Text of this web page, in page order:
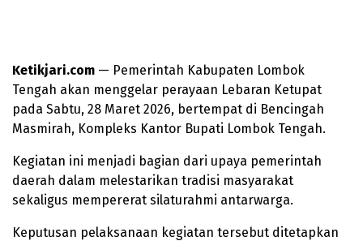
Ketikjari.com — Pemerintah Kabupaten Lombok
Tengah akan menggelar perayaan Lebaran Ketupat
pada Sabtu, 28 Maret 2026, bertempat di Bencingah
Masmirah, Kompleks Kantor Bupati Lombok Tengah.
Kegiatan ini menjadi bagian dari upaya pemerintah
daerah dalam melestarikan tradisi masyarakat
sekaligus mempererat silaturahmi antarwarga.
Keputusan pelaksanaan kegiatan tersebut ditetapkan